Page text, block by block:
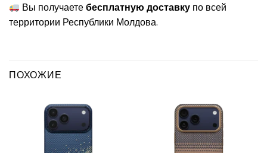
Вы получаетебесплатную доставку по всей
территории Республики Молдова.
ПОХОЖИЕ